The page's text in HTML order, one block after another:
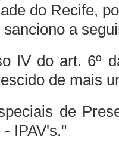
do Recife,
a
IV do art. 6º
de mais
de
IPAV's."